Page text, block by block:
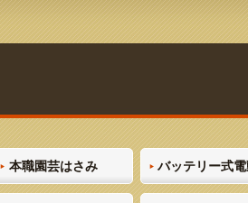
本職園芸はさみ バッテリー式